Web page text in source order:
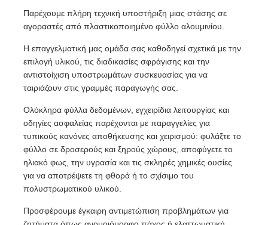
Παρέχουμε πλήρη τεχνική υποστήριξη μιας στάσης σε
αγοραστές από πλαστικοποιημένο φύλλο αλουμινίου.
Η επαγγελματική μας ομάδα σας καθοδηγεί σχετικά με την
επιλογή υλικού, τις διαδικασίες σφράγισης και την
αντιστοίχιση υποστρωμάτων συσκευασίας για να
ταιριάζουν στις γραμμές παραγωγής σας.
Ολόκληρα φύλλα δεδομένων, εγχειρίδια λειτουργίας και
οδηγίες ασφαλείας παρέχονται με παραγγελίες για
τυπικούς κανόνες αποθήκευσης και χειρισμού: φυλάξτε το
φύλλο σε δροσερούς και ξηρούς χώρους, αποφύγετε το
ηλιακό φως, την υγρασία και τις σκληρές χημικές ουσίες
για να αποτρέψετε τη φθορά ή το σχίσιμο του
πολυστρωματικού υλικού.
Προσφέρουμε έγκαιρη αντιμετώπιση προβλημάτων για